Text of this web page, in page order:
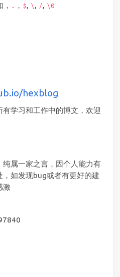
， . ， $, \, /, \0
hexblog
学习和工作中的博文，欢迎
属一家之言，因个人能力有
，如发现bug或者有更好的建
激